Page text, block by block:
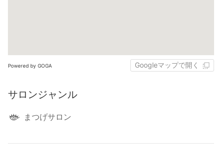
Powered by GOGA Googleマップで開く
サロンジャンル
まつげサロン